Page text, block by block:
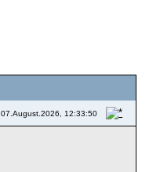
07.August.2026, 12:33:50